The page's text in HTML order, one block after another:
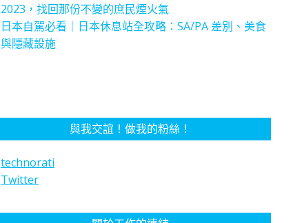
2023，找回那份不變的庶民煙火氣
日本自駕必看｜日本休息站全攻略：SA/PA 差別、美食
與隱藏設施
與我交誼！做我的粉絲！
technorati
Twitter